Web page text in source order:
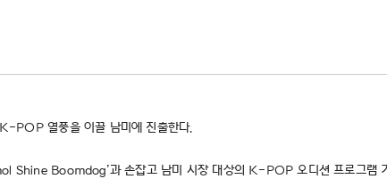
열풍을 이끌 남미에 진출한다.
Shine Boomdog’과 손잡고 남미 시장 대상의 K-POP 오디션 프로그램